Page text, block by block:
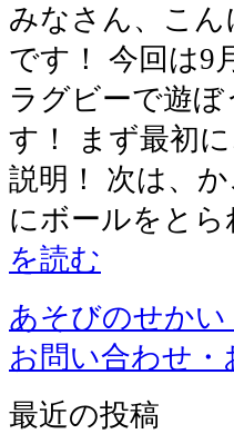
みなさん、こ
です！ 今回は9
ラグビーで遊
す！ まず最初
説明！ 次は、
にボールをと
を読む
あそびのせか
お問い合わせ
最近の投稿